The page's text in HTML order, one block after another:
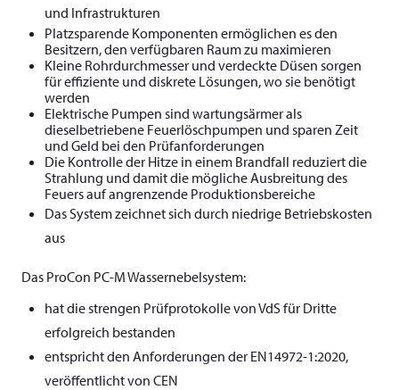
und Infrastrukturen
Platzsparende Komponenten ermöglichen es den
Besitzern, den verfügbaren Raum zu maximieren
Kleine Rohrdurchmesser und verdeckte Düsen sorgen
für effiziente und diskrete Lösungen, wo sie benötigt
werden
Elektrische Pumpen sind wartungsärmer als
dieselbetriebene Feuerlöschpumpen und sparen Zeit
und Geld bei den Prüfanforderungen
Die Kontrolle der Hitze in einem Brandfall reduziert die
Strahlung und damit die mögliche Ausbreitung des
Feuers auf angrenzende Produktionsbereiche
Das System zeichnet sich durch niedrige Betriebskosten
aus
Das ProCon PC-M Wassernebelsystem:
hat die strengen Prüfprotokolle von VdS für Dritte
erfolgreich bestanden
entspricht den Anforderungen der EN14972-1:2020,
veröffentlicht von CEN